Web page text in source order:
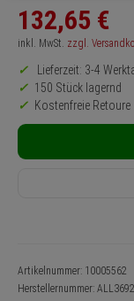
132,65 €
inkl. MwSt. zzgl.
Lieferzeit: 3-4
150 Stück lagernd
Kostenfreie Retoure
Artikelnummer: 10005562
Herstellernummer: ALL3692